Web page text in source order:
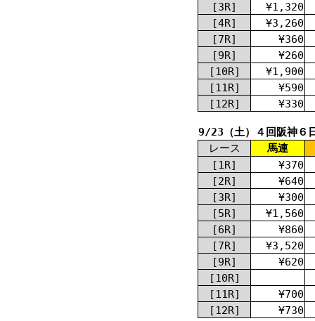
[3R]
¥1,320
[4R]
¥3,260
[7R]
¥360
[9R]
¥260
[10R]
¥1,900
[11R]
¥590
[12R]
¥330
9/23（土）４回阪神６
レース
馬連
[1R]
¥370
[2R]
¥640
[3R]
¥300
[5R]
¥1,560
[6R]
¥860
[7R]
¥3,520
[9R]
¥620
[10R]
[11R]
¥700
[12R]
¥730